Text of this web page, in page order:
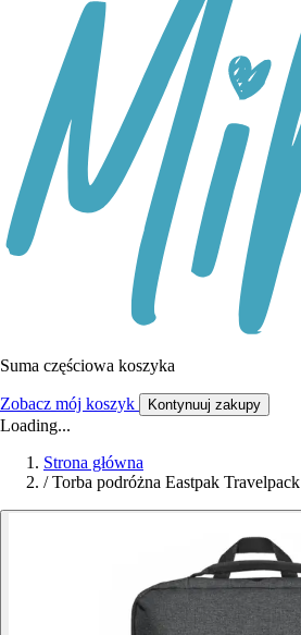
Suma częściowa koszyka
Zobacz mój koszyk Kontynuuj zakupy
Loading...
Strona główna
/ Torba podróżna Eastpak Travelpack